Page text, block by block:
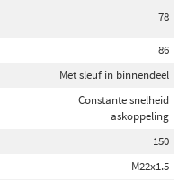
78
86
Met sleuf in binnendeel
Constante snelheid
askoppeling
150
M22x1.5